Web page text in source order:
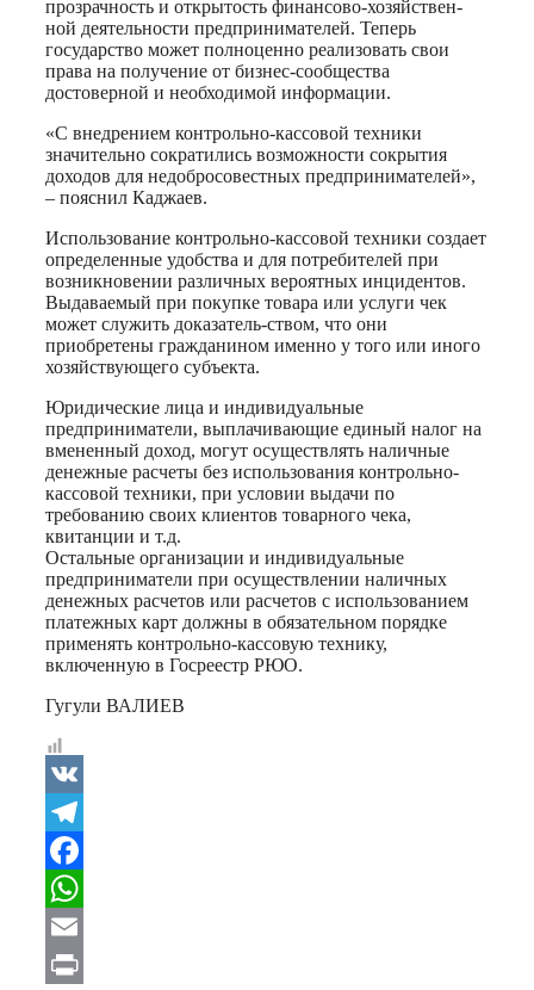
прозрачность и открытость финансово-хозяйствен-
ной деятельности предпринимателей. Теперь
государство может полноценно реализовать свои
права на получение от бизнес-сообщества
достоверной и необходимой информации.
«С внедрением контрольно-кассовой техники
значительно сократились возможности сокрытия
доходов для недобросовестных предпринимателей»,
– пояснил Каджаев.
Использование контрольно-кассовой техники создает
определенные удобства и для потребителей при
возникновении различных вероятных инцидентов.
Выдаваемый при покупке товара или услуги чек
может служить доказатель-ством, что они
приобретены гражданином именно у того или иного
хозяйствующего субъекта.
Юридические лица и индивидуальные
предприниматели, выплачивающие единый налог на
вмененный доход, могут осуществлять наличные
денежные расчеты без использования контрольно-
кассовой техники, при условии выдачи по
требованию своих клиентов товарного чека,
квитанции и т.д.
Остальные организации и индивидуальные
предприниматели при осуществлении наличных
денежных расчетов или расчетов с использованием
платежных карт должны в обязательном порядке
применять контрольно-кассовую технику,
включенную в Госреестр РЮО.
Гугули ВАЛИЕВ
VK
Telegram
Facebook
WhatsApp
Email